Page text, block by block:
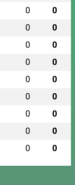
0 0
0 0
0 0
0 0
0 0
0 0
0 0
0 0
0 0